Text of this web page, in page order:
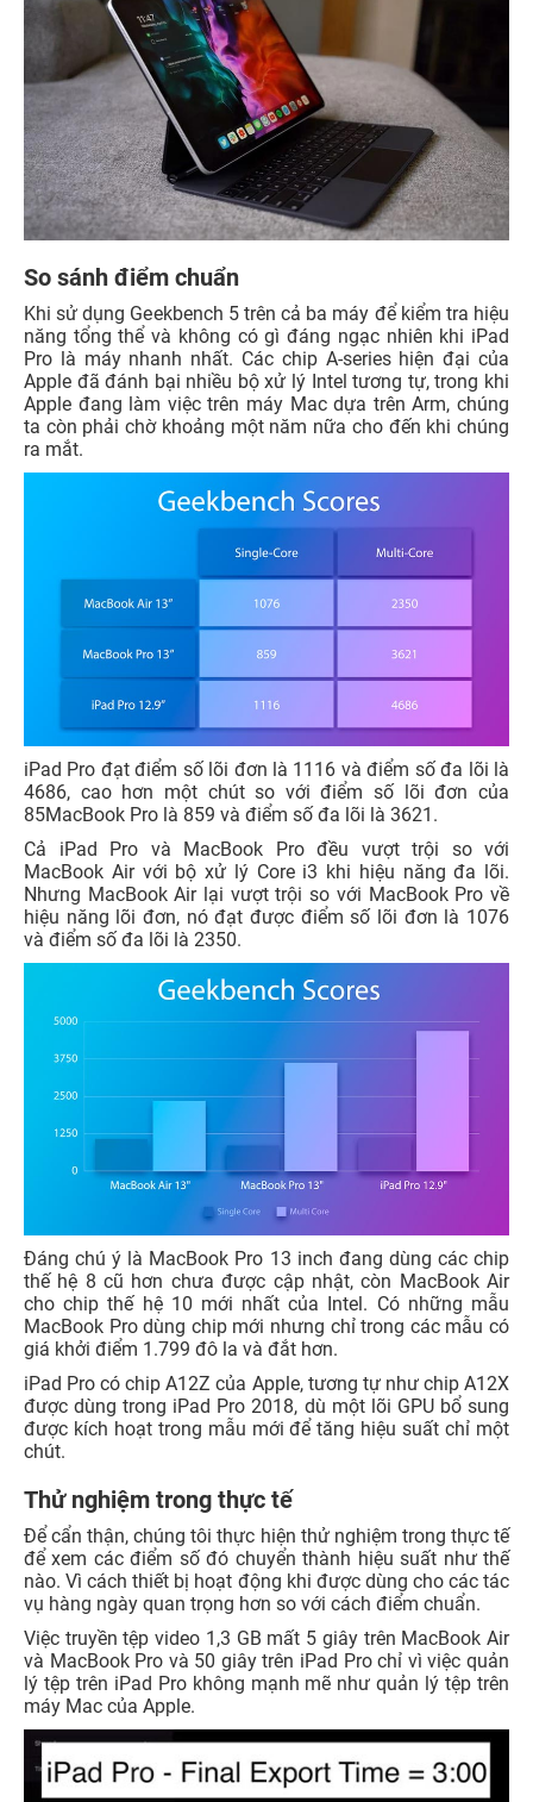
So sánh điểm chuẩn
Khi sử dụng Geekbench 5 trên cả ba máy để kiểm tra hiệu
năng tổng thể và không có gì đáng ngạc nhiên khi iPad
Pro là máy nhanh nhất. Các chip A-series hiện đại của
Apple đã đánh bại nhiều bộ xử lý Intel tương tự, trong khi
Apple đang làm việc trên máy Mac dựa trên Arm, chúng
ta còn phải chờ khoảng một năm nữa cho đến khi chúng
ra mắt.
iPad Pro đạt điểm số lõi đơn là 1116 và điểm số đa lõi là
4686, cao hơn một chút so với điểm số lõi đơn của
85MacBook Pro là 859 và điểm số đa lõi là 3621.
Cả iPad Pro và MacBook Pro đều vượt trội so với
MacBook Air với bộ xử lý Core i3 khi hiệu năng đa lõi.
Nhưng MacBook Air lại vượt trội so với MacBook Pro về
hiệu năng lõi đơn, nó đạt được điểm số lõi đơn là 1076
và điểm số đa lõi là 2350.
Đáng chú ý là MacBook Pro 13 inch đang dùng các chip
thế hệ 8 cũ hơn chưa được cập nhật, còn MacBook Air
cho chip thế hệ 10 mới nhất của Intel. Có những mẫu
MacBook Pro dùng chip mới nhưng chỉ trong các mẫu có
giá khởi điểm 1.799 đô la và đắt hơn.
iPad Pro có chip A12Z của Apple, tương tự như chip A12X
được dùng trong iPad Pro 2018, dù một lõi GPU bổ sung
được kích hoạt trong mẫu mới để tăng hiệu suất chỉ một
chút.
Thử nghiệm trong thực tế
Để cẩn thận, chúng tôi thực hiện thử nghiệm trong thực tế
để xem các điểm số đó chuyển thành hiệu suất như thế
nào. Vì cách thiết bị hoạt động khi được dùng cho các tác
vụ hàng ngày quan trọng hơn so với cách điểm chuẩn.
Việc truyền tệp video 1,3 GB mất 5 giây trên MacBook Air
và MacBook Pro và 50 giây trên iPad Pro chỉ vì việc quản
lý tệp trên iPad Pro không mạnh mẽ như quản lý tệp trên
máy Mac của Apple.